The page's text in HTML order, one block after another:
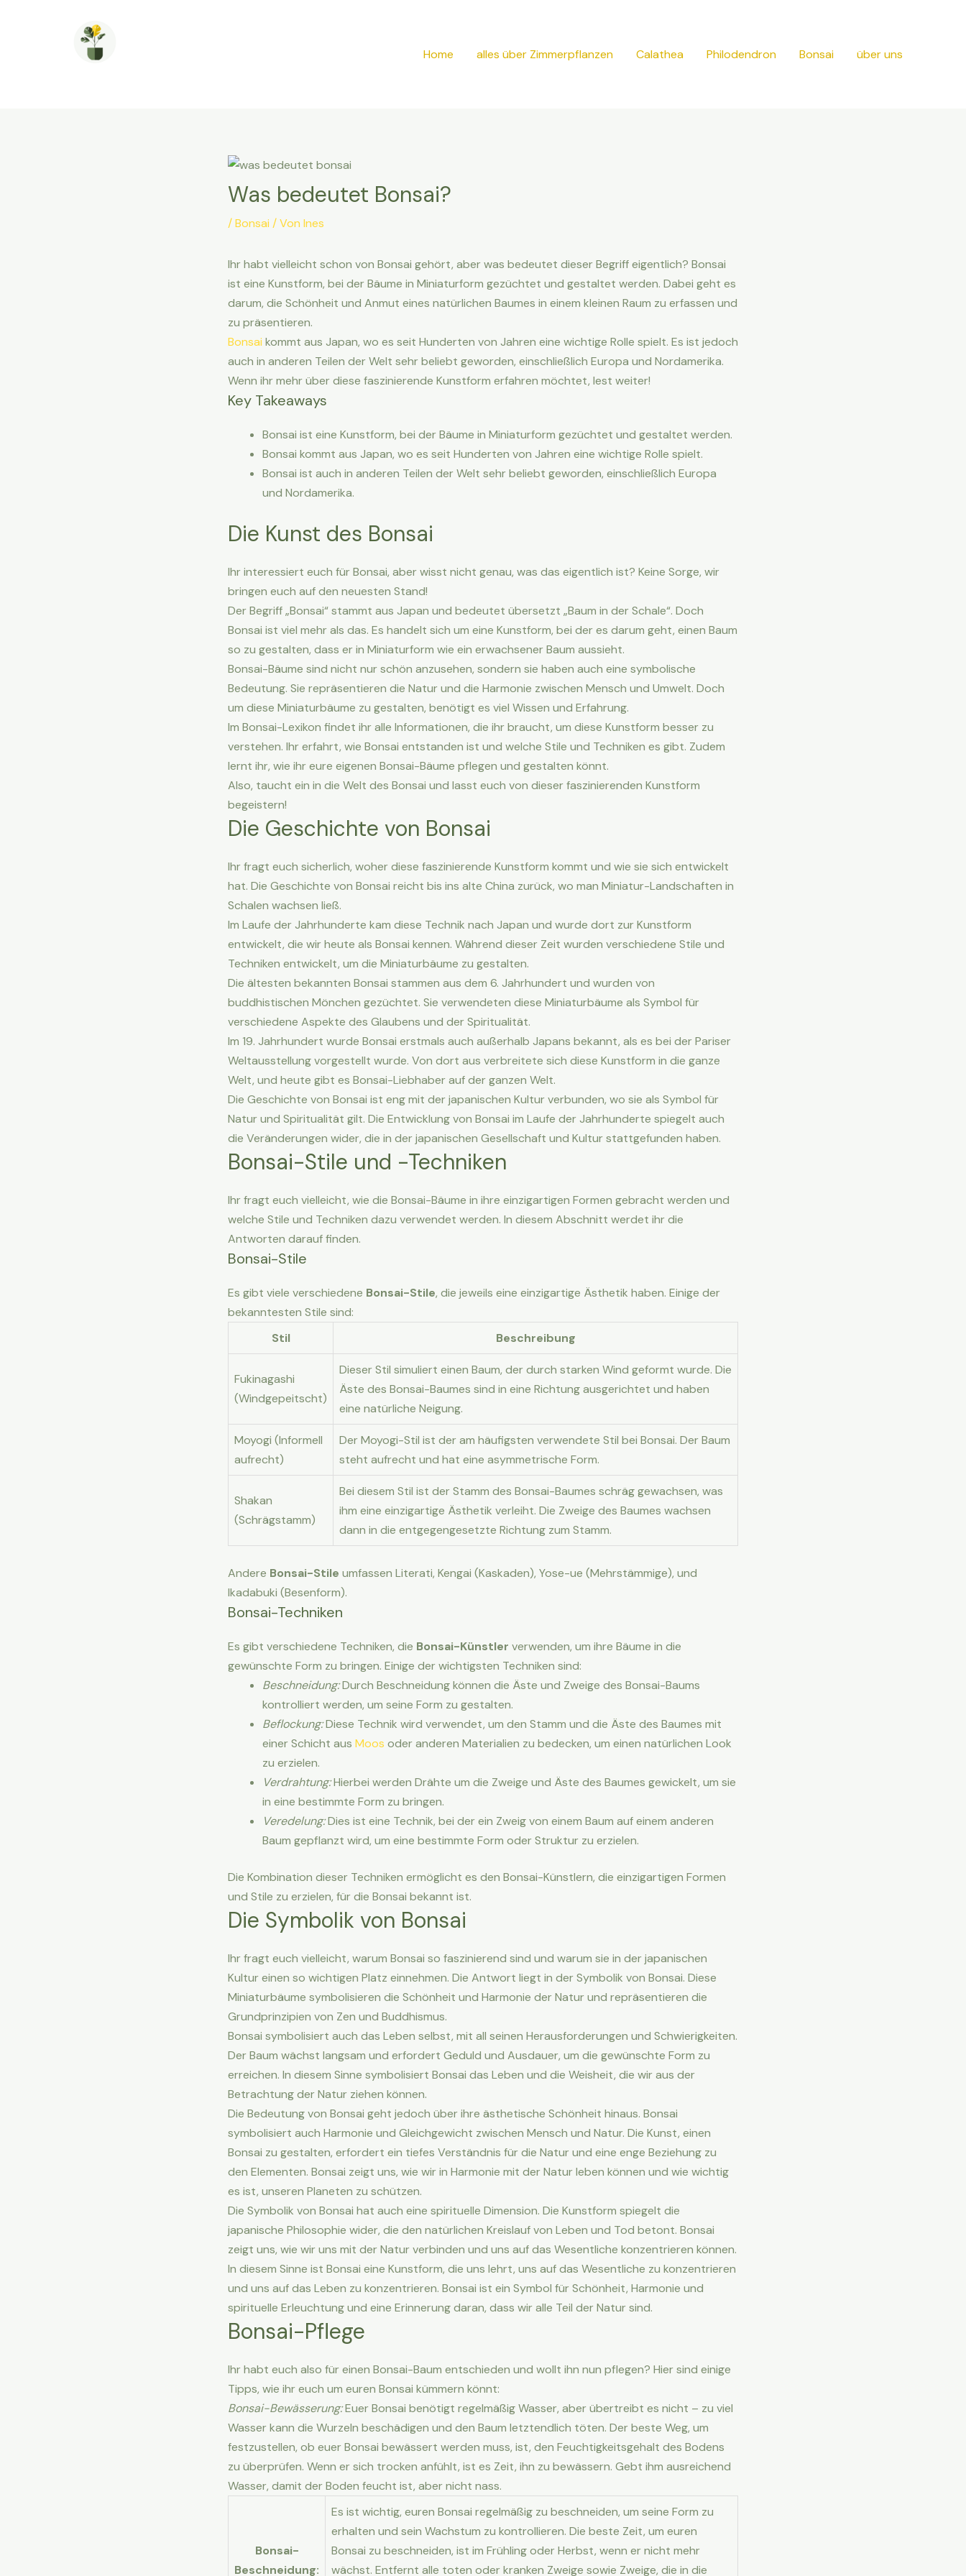
Home alles über Zimmerpflanzen Calathea Philodendron Bonsai über uns
Was bedeutet Bonsai?
/Bonsai / Von Ines
Ihr habt vielleicht schon von Bonsai gehört, aber was bedeutet dieser Begriff eigentlich? Bonsai
ist eine Kunstform, bei der Bäume in Miniaturform gezüchtet und gestaltet werden. Dabei geht es
darum, die Schönheit und Anmut eines natürlichen Baumes in einem kleinen Raum zu erfassen und
zu präsentieren.
Bonsai kommt aus Japan, wo es seit Hunderten von Jahren eine wichtige Rolle spielt. Es ist jedoch
auch in anderen Teilen der Welt sehr beliebt geworden, einschließlich Europa und Nordamerika.
Wenn ihr mehr über diese faszinierende Kunstform erfahren möchtet, lest weiter!
Key Takeaways
Bonsai ist eine Kunstform, bei der Bäume in Miniaturform gezüchtet und gestaltet werden.
Bonsai kommt aus Japan, wo es seit Hunderten von Jahren eine wichtige Rolle spielt.
Bonsai ist auch in anderen Teilen der Welt sehr beliebt geworden, einschließlich Europa
und Nordamerika.
Die Kunst des Bonsai
Ihr interessiert euch für Bonsai, aber wisst nicht genau, was das eigentlich ist? Keine Sorge, wir
bringen euch auf den neuesten Stand!
Der Begriff „Bonsai“ stammt aus Japan und bedeutet übersetzt „Baum in der Schale“. Doch
Bonsai ist viel mehr als das. Es handelt sich um eine Kunstform, bei der es darum geht, einen Baum
so zu gestalten, dass er in Miniaturform wie ein erwachsener Baum aussieht.
Bonsai-Bäume sind nicht nur schön anzusehen, sondern sie haben auch eine symbolische
Bedeutung. Sie repräsentieren die Natur und die Harmonie zwischen Mensch und Umwelt. Doch
um diese Miniaturbäume zu gestalten, benötigt es viel Wissen und Erfahrung.
Im Bonsai-Lexikon findet ihr alle Informationen, die ihr braucht, um diese Kunstform besser zu
verstehen. Ihr erfahrt, wie Bonsai entstanden ist und welche Stile und Techniken es gibt. Zudem
lernt ihr, wie ihr eure eigenen Bonsai-Bäume pflegen und gestalten könnt.
Also, taucht ein in die Welt des Bonsai und lasst euch von dieser faszinierenden Kunstform
begeistern!
Die Geschichte von Bonsai
Ihr fragt euch sicherlich, woher diese faszinierende Kunstform kommt und wie sie sich entwickelt
hat. Die Geschichte von Bonsai reicht bis ins alte China zurück, wo man Miniatur-Landschaften in
Schalen wachsen ließ.
Im Laufe der Jahrhunderte kam diese Technik nach Japan und wurde dort zur Kunstform
entwickelt, die wir heute als Bonsai kennen. Während dieser Zeit wurden verschiedene Stile und
Techniken entwickelt, um die Miniaturbäume zu gestalten.
Die ältesten bekannten Bonsai stammen aus dem 6. Jahrhundert und wurden von
buddhistischen Mönchen gezüchtet. Sie verwendeten diese Miniaturbäume als Symbol für
verschiedene Aspekte des Glaubens und der Spiritualität.
Im 19. Jahrhundert wurde Bonsai erstmals auch außerhalb Japans bekannt, als es bei der Pariser
Weltausstellung vorgestellt wurde. Von dort aus verbreitete sich diese Kunstform in die ganze
Welt, und heute gibt es Bonsai-Liebhaber auf der ganzen Welt.
Die Geschichte von Bonsai ist eng mit der japanischen Kultur verbunden, wo sie als Symbol für
Natur und Spiritualität gilt. Die Entwicklung von Bonsai im Laufe der Jahrhunderte spiegelt auch
die Veränderungen wider, die in der japanischen Gesellschaft und Kultur stattgefunden haben.
Bonsai-Stile und -Techniken
Ihr fragt euch vielleicht, wie die Bonsai-Bäume in ihre einzigartigen Formen gebracht werden und
welche Stile und Techniken dazu verwendet werden. In diesem Abschnitt werdet ihr die
Antworten darauf finden.
Bonsai-Stile
Es gibt viele verschiedene Bonsai-Stile, die jeweils eine einzigartige Ästhetik haben. Einige der
bekanntesten Stile sind:
Stil
Beschreibung
Fukinagashi
(Windgepeitscht)
Dieser Stil simuliert einen Baum, der durch starken Wind geformt wurde. Die
Äste des Bonsai-Baumes sind in eine Richtung ausgerichtet und haben
eine natürliche Neigung.
Moyogi (Informell
aufrecht)
Der Moyogi-Stil ist der am häufigsten verwendete Stil bei Bonsai. Der Baum
steht aufrecht und hat eine asymmetrische Form.
Shakan
(Schrägstamm)
Bei diesem Stil ist der Stamm des Bonsai-Baumes schräg gewachsen, was
ihm eine einzigartige Ästhetik verleiht. Die Zweige des Baumes wachsen
dann in die entgegengesetzte Richtung zum Stamm.
Andere Bonsai-Stile umfassen Literati, Kengai (Kaskaden), Yose-ue (Mehrstämmige), und
Ikadabuki (Besenform).
Bonsai-Techniken
Es gibt verschiedene Techniken, die Bonsai-Künstler verwenden, um ihre Bäume in die
gewünschte Form zu bringen. Einige der wichtigsten Techniken sind:
Beschneidung:Durch Beschneidung können die Äste und Zweige des Bonsai-Baums
kontrolliert werden, um seine Form zu gestalten.
Beflockung:Diese Technik wird verwendet, um den Stamm und die Äste des Baumes mit
einer Schicht aus Moos oder anderen Materialien zu bedecken, um einen natürlichen Look
zu erzielen.
Verdrahtung:Hierbei werden Drähte um die Zweige und Äste des Baumes gewickelt, um sie
in eine bestimmte Form zu bringen.
Veredelung:Dies ist eine Technik, bei der ein Zweig von einem Baum auf einem anderen
Baum gepflanzt wird, um eine bestimmte Form oder Struktur zu erzielen.
Die Kombination dieser Techniken ermöglicht es den Bonsai-Künstlern, die einzigartigen Formen
und Stile zu erzielen, für die Bonsai bekannt ist.
Die Symbolik von Bonsai
Ihr fragt euch vielleicht, warum Bonsai so faszinierend sind und warum sie in der japanischen
Kultur einen so wichtigen Platz einnehmen. Die Antwort liegt in der Symbolik von Bonsai. Diese
Miniaturbäume symbolisieren die Schönheit und Harmonie der Natur und repräsentieren die
Grundprinzipien von Zen und Buddhismus.
Bonsai symbolisiert auch das Leben selbst, mit all seinen Herausforderungen und Schwierigkeiten.
Der Baum wächst langsam und erfordert Geduld und Ausdauer, um die gewünschte Form zu
erreichen. In diesem Sinne symbolisiert Bonsai das Leben und die Weisheit, die wir aus der
Betrachtung der Natur ziehen können.
Die Bedeutung von Bonsai geht jedoch über ihre ästhetische Schönheit hinaus. Bonsai
symbolisiert auch Harmonie und Gleichgewicht zwischen Mensch und Natur. Die Kunst, einen
Bonsai zu gestalten, erfordert ein tiefes Verständnis für die Natur und eine enge Beziehung zu
den Elementen. Bonsai zeigt uns, wie wir in Harmonie mit der Natur leben können und wie wichtig
es ist, unseren Planeten zu schützen.
Die Symbolik von Bonsai hat auch eine spirituelle Dimension. Die Kunstform spiegelt die
japanische Philosophie wider, die den natürlichen Kreislauf von Leben und Tod betont. Bonsai
zeigt uns, wie wir uns mit der Natur verbinden und uns auf das Wesentliche konzentrieren können.
In diesem Sinne ist Bonsai eine Kunstform, die uns lehrt, uns auf das Wesentliche zu konzentrieren
und uns auf das Leben zu konzentrieren. Bonsai ist ein Symbol für Schönheit, Harmonie und
spirituelle Erleuchtung und eine Erinnerung daran, dass wir alle Teil der Natur sind.
Bonsai-Pflege
Ihr habt euch also für einen Bonsai-Baum entschieden und wollt ihn nun pflegen? Hier sind einige
Tipps, wie ihr euch um euren Bonsai kümmern könnt:
Bonsai-Bewässerung:Euer Bonsai benötigt regelmäßig Wasser, aber übertreibt es nicht – zu viel
Wasser kann die Wurzeln beschädigen und den Baum letztendlich töten. Der beste Weg, um
festzustellen, ob euer Bonsai bewässert werden muss, ist, den Feuchtigkeitsgehalt des Bodens
zu überprüfen. Wenn er sich trocken anfühlt, ist es Zeit, ihn zu bewässern. Gebt ihm ausreichend
Wasser, damit der Boden feucht ist, aber nicht nass.
Bonsai-
Beschneidung:
Es ist wichtig, euren Bonsai regelmäßig zu beschneiden, um seine Form zu
erhalten und sein Wachstum zu kontrollieren. Die beste Zeit, um euren
Bonsai zu beschneiden, ist im Frühling oder Herbst, wenn er nicht mehr
wächst. Entfernt alle toten oder kranken Zweige sowie Zweige, die in die